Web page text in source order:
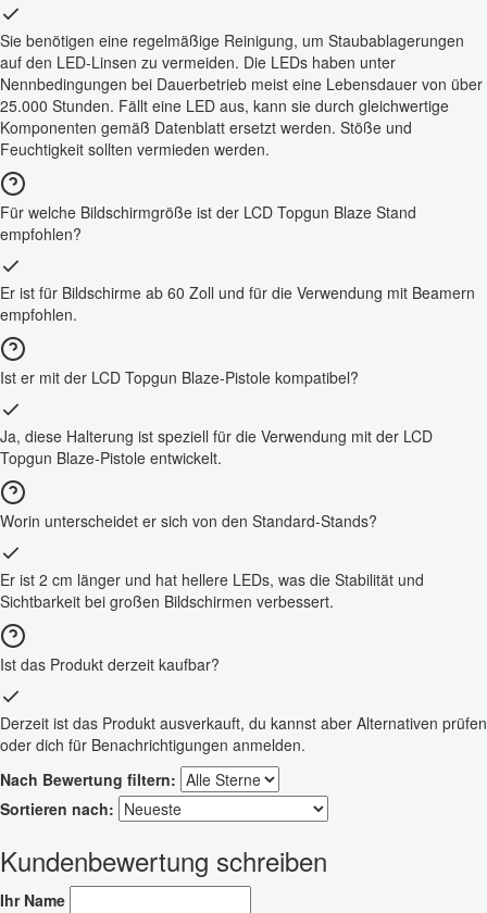
Sie benötigen eine regelmäßige Reinigung, um Staubablagerungen
auf den LED-Linsen zu vermeiden. Die LEDs haben unter
Nennbedingungen bei Dauerbetrieb meist eine Lebensdauer von über
25.000 Stunden. Fällt eine LED aus, kann sie durch gleichwertige
Komponenten gemäß Datenblatt ersetzt werden. Stöße und
Feuchtigkeit sollten vermieden werden.
Für welche Bildschirmgröße ist der LCD Topgun Blaze Stand
empfohlen?
Er ist für Bildschirme ab 60 Zoll und für die Verwendung mit Beamern
empfohlen.
Ist er mit der LCD Topgun Blaze-Pistole kompatibel?
Ja, diese Halterung ist speziell für die Verwendung mit der LCD
Topgun Blaze-Pistole entwickelt.
Worin unterscheidet er sich von den Standard-Stands?
Er ist 2 cm länger und hat hellere LEDs, was die Stabilität und
Sichtbarkeit bei großen Bildschirmen verbessert.
Ist das Produkt derzeit kaufbar?
Derzeit ist das Produkt ausverkauft, du kannst aber Alternativen prüfen
oder dich für Benachrichtigungen anmelden.
Nach Bewertung filtern:
Sortieren nach:
Kundenbewertung schreiben
Ihr Name